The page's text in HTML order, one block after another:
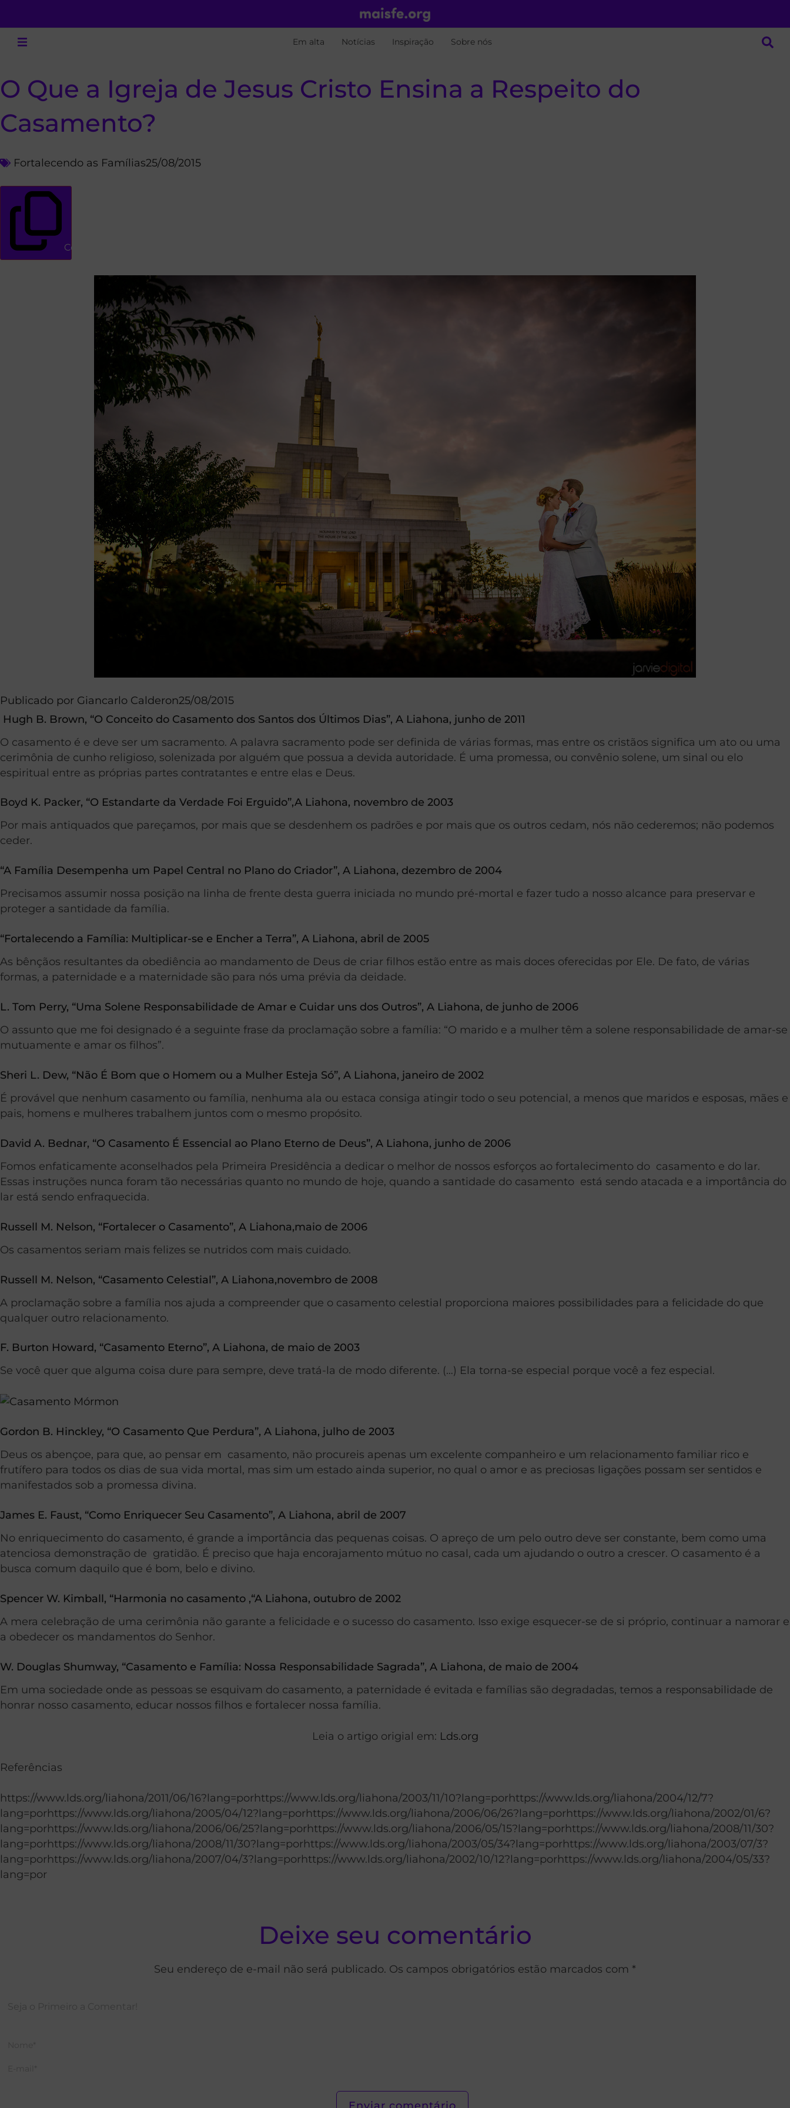
Em alta Notícias Inspiração Sobre nós
O Que a Igreja de Jesus Cristo Ensina a Respeito do
Casamento?
Fortalecendo as Famílias25/08/2015
Copiar link
Publicado por Giancarlo Calderon25/08/2015
Hugh B. Brown, “O Conceito do Casamento dos Santos dos Últimos Dias”, A Liahona, junho de 2011
O casamento é e deve ser um sacramento. A palavra sacramento pode ser definida de várias formas, mas entre os cristãos significa um ato ou uma
cerimônia de cunho religioso, solenizada por alguém que possua a devida autoridade. É uma promessa, ou convênio solene, um sinal ou elo
espiritual entre as próprias partes contratantes e entre elas e Deus.
Boyd K. Packer, “O Estandarte da Verdade Foi Erguido”,A Liahona, novembro de 2003
Por mais antiquados que pareçamos, por mais que se desdenhem os padrões e por mais que os outros cedam, nós não cederemos; não podemos
ceder.
“A Família Desempenha um Papel Central no Plano do Criador”, A Liahona, dezembro de 2004
Precisamos assumir nossa posição na linha de frente desta guerra iniciada no mundo pré-mortal e fazer tudo a nosso alcance para preservar e
proteger a santidade da família.
“Fortalecendo a Família: Multiplicar-se e Encher a Terra”, A Liahona, abril de 2005
As bênçãos resultantes da obediência ao mandamento de Deus de criar filhos estão entre as mais doces oferecidas por Ele. De fato, de várias
formas, a paternidade e a maternidade são para nós uma prévia da deidade.
L. Tom Perry, “Uma Solene Responsabilidade de Amar e Cuidar uns dos Outros”, A Liahona, de junho de 2006
O assunto que me foi designado é a seguinte frase da proclamação sobre a família: “O marido e a mulher têm a solene responsabilidade de amar-se
mutuamente e amar os filhos”.
Sheri L. Dew, “Não É Bom que o Homem ou a Mulher Esteja Só”, A Liahona, janeiro de 2002
É provável que nenhum casamento ou família, nenhuma ala ou estaca consiga atingir todo o seu potencial, a menos que maridos e esposas, mães e
pais, homens e mulheres trabalhem juntos com o mesmo propósito.
David A. Bednar, “O Casamento É Essencial ao Plano Eterno de Deus”, A Liahona, junho de 2006
Fomos enfaticamente aconselhados pela Primeira Presidência a dedicar o melhor de nossos esforços ao fortalecimento do casamento e do lar.
Essas instruções nunca foram tão necessárias quanto no mundo de hoje, quando a santidade do casamento está sendo atacada e a importância do
lar está sendo enfraquecida.
Russell M. Nelson, “Fortalecer o Casamento”, A Liahona,maio de 2006
Os casamentos seriam mais felizes se nutridos com mais cuidado.
Russell M. Nelson, “Casamento Celestial”, A Liahona,novembro de 2008
A proclamação sobre a família nos ajuda a compreender que o casamento celestial proporciona maiores possibilidades para a felicidade do que
qualquer outro relacionamento.
F. Burton Howard, “Casamento Eterno”, A Liahona, de maio de 2003
Se você quer que alguma coisa dure para sempre, deve tratá-la de modo diferente. (…) Ela torna-se especial porque você a fez especial.
Gordon B. Hinckley, “O Casamento Que Perdura”, A Liahona, julho de 2003
Deus os abençoe, para que, ao pensar em casamento, não procureis apenas um excelente companheiro e um relacionamento familiar rico e
frutífero para todos os dias de sua vida mortal, mas sim um estado ainda superior, no qual o amor e as preciosas ligações possam ser sentidos e
manifestados sob a promessa divina.
James E. Faust, “Como Enriquecer Seu Casamento”, A Liahona, abril de 2007
No enriquecimento do casamento, é grande a importância das pequenas coisas. O apreço de um pelo outro deve ser constante, bem como uma
atenciosa demonstração de gratidão. É preciso que haja encorajamento mútuo no casal, cada um ajudando o outro a crescer. O casamento é a
busca comum daquilo que é bom, belo e divino.
Spencer W. Kimball, “Harmonia no casamento ,“A Liahona, outubro de 2002
A mera celebração de uma cerimônia não garante a felicidade e o sucesso do casamento. Isso exige esquecer-se de si próprio, continuar a namorar e
a obedecer os mandamentos do Senhor.
W. Douglas Shumway, “Casamento e Família: Nossa Responsabilidade Sagrada”, A Liahona, de maio de 2004
Em uma sociedade onde as pessoas se esquivam do casamento, a paternidade é evitada e famílias são degradadas, temos a responsabilidade de
honrar nosso casamento, educar nossos filhos e fortalecer nossa família.
Leia o artigo origial em: Lds.org
Referências
https://www.lds.org/liahona/2011/06/16?lang=porhttps://www.lds.org/liahona/2003/11/10?lang=porhttps://www.lds.org/liahona/2004/12/7?
lang=porhttps://www.lds.org/liahona/2005/04/12?lang=porhttps://www.lds.org/liahona/2006/06/26?lang=porhttps://www.lds.org/liahona/2002/01/6?
lang=porhttps://www.lds.org/liahona/2006/06/25?lang=porhttps://www.lds.org/liahona/2006/05/15?lang=porhttps://www.lds.org/liahona/2008/11/30?
lang=porhttps://www.lds.org/liahona/2008/11/30?lang=porhttps://www.lds.org/liahona/2003/05/34?lang=porhttps://www.lds.org/liahona/2003/07/3?
lang=porhttps://www.lds.org/liahona/2007/04/3?lang=porhttps://www.lds.org/liahona/2002/10/12?lang=porhttps://www.lds.org/liahona/2004/05/33?
lang=por
Deixe seu comentário
Seu endereço de e-mail não será publicado. Os campos obrigatórios estão marcados com *